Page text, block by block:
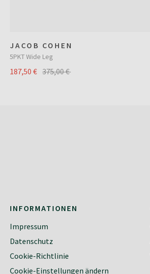
JACOB COHEN
5PKT Wide Leg
187,50 € 375,00 €
INFORMATIONEN
Impressum
Datenschutz
Cookie-Richtlinie
Cookie-Einstellungen ändern